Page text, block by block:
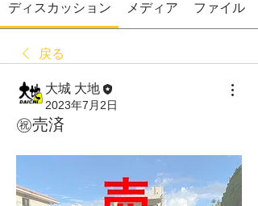
ディスカッション メディア ファイル
戻る
大城 大地
2023年7月2日
㊗️売済